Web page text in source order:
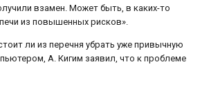
взамен. Может быть, в каких-то
из повышенных рисков».
ли из перечня убрать уже привычную
А. Кигим заявил, что к проблеме